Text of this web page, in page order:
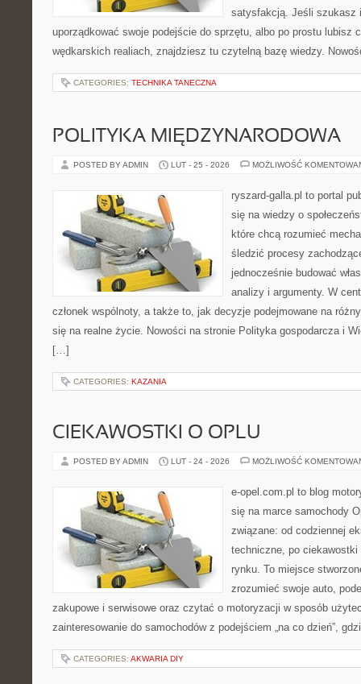
satysfakcją. Jeśli szukasz
uporządkować swoje podejście do sprzętu, albo po prostu lubisz
wędkarskich realiach, znajdziesz tu czytelną bazę wiedzy.
CATEGORIES: TECHNIKA TANECZNA
POLITYKA MIĘDZYNARODOWA
POSTED BY ADMIN LUT - 25 - 2026 MOŻLIWOŚĆ
ryszard-galla.pl to portal
się na wiedzy o
które chcą rozumieć
śledzić procesy
jednocześnie budować
analizy i argumenty. W
członek wspólnoty, a także to, jak decyzje podejmowane na
się na realne życie. Nowości na stronie Polityka gospodarcza i
[…]
CATEGORIES: KAZANIA
CIEKAWOSTKI O OPLU
POSTED BY ADMIN LUT - 24 - 2026 MOŻLIWOŚĆ
e-opel.com.pl to blog
się na marce samochody
związane: od codziennej
techniczne, po
rynku. To miejsce
zrozumieć swoje auto,
zakupowe i serwisowe oraz czytać o motoryzacji w sposób
zainteresowanie do samochodów z podejściem „na co dzień”,
CATEGORIES: AKWARIA DIY